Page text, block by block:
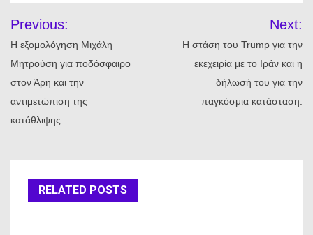
άρθρων
Previous:
Η εξομολόγηση Μιχάλη
Μητρούση για ποδόσφαιρο
στον Άρη και την
αντιμετώπιση της
κατάθλιψης.
Next:
Η στάση του Trump για την
εκεχειρία με το Ιράν και η
δήλωσή του για την
παγκόσμια κατάσταση.
RELATED POSTS